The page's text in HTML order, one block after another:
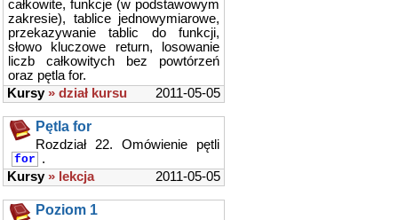
całkowite, funkcje (w podstawowym
zakresie), tablice jednowymiarowe,
przekazywanie tablic do funkcji,
słowo kluczowe return, losowanie
liczb całkowitych bez powtórzeń
oraz pętla for.
2011-05-05
Kursy » dział kursu
Pętla for
Rozdział 22. Omówienie pętli
for .
2011-05-05
Kursy » lekcja
Poziom 1